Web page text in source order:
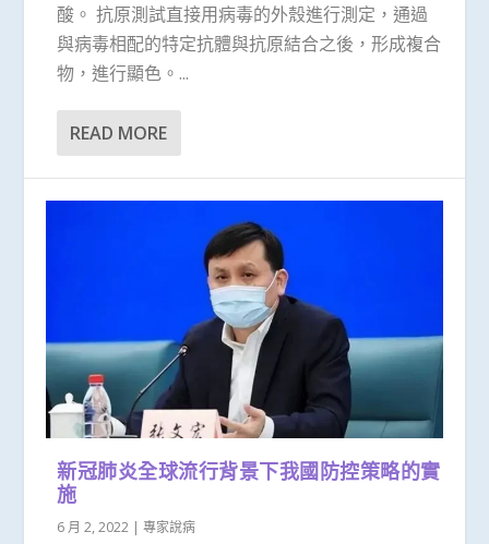
酸。 抗原測試直接用病毒的外殼進行測定，通過
與病毒相配的特定抗體與抗原結合之後，形成複合
物，進行顯色。...
READ MORE
新冠肺炎全球流行背景下我國防控策略的實
施
6 月 2, 2022 |專家說病